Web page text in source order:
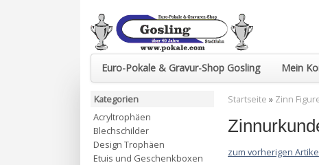
Euro-Pokale & Gravur-Shop Gosling Mein
Startseite » Zinn
zum vorherigen
Kategorien
Acryltrophäen
Blechschilder
Design Trophäen
Etuis und Geschenkboxen